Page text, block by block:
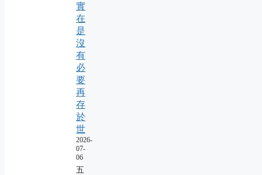
實
在
是
沒
有
必
要
再
存
於
世
2026-
07-
06
五